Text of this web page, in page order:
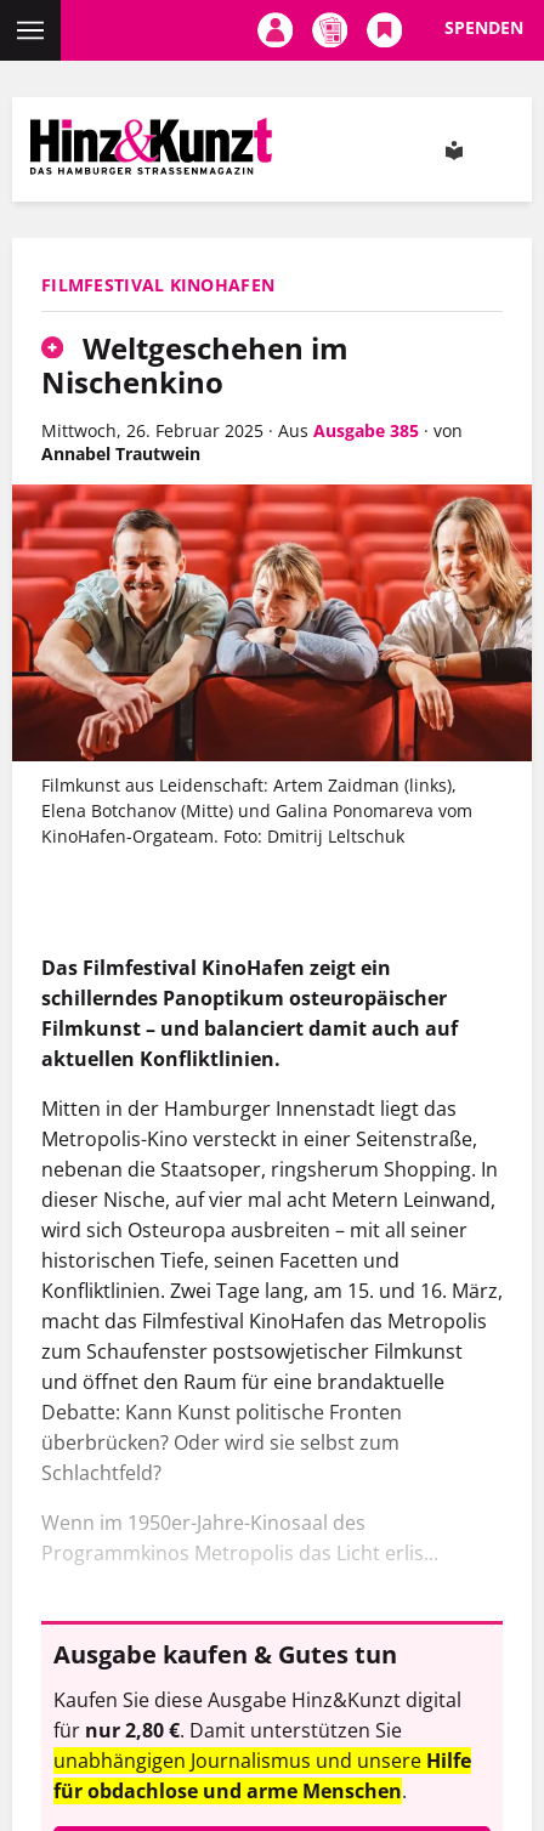
Inhalt
SPENDEN
FILMFESTIVAL KINOHAFEN
Weltgeschehen im
Nischenkino
Mittwoch, 26. Februar 2025 · Aus Ausgabe 385 · von
Annabel Trautwein
Filmkunst aus Leidenschaft: Artem Zaidman (links),
Elena Botchanov (Mitte) und Galina Ponomareva vom
KinoHafen-Orgateam. Foto: Dmitrij Leltschuk
Das Filmfestival KinoHafen zeigt ein
schillerndes Panoptikum osteuropäischer
Filmkunst – und balanciert damit auch auf
aktuellen Konfliktlinien.
Mitten in der Hamburger Innenstadt liegt das
Metropolis-Kino versteckt in einer Seitenstraße,
nebenan die Staatsoper, ringsherum Shopping. In
dieser Nische, auf vier mal acht Metern Leinwand,
wird sich Osteuropa ausbreiten – mit all seiner
historischen Tiefe, seinen Facetten und
Konfliktlinien. Zwei Tage lang, am 15. und 16. März,
macht das Filmfestival KinoHafen das Metropolis
zum Schaufenster postsowjetischer Filmkunst
und öffnet den Raum für eine brandaktuelle
Debatte: Kann Kunst politische Fronten
überbrücken? Oder wird sie selbst zum
Schlachtfeld?
Wenn im 1950er-Jahre-Kinosaal des
Programmkinos Metropolis das Licht erlis...
Ausgabe kaufen & Gutes tun
Kaufen Sie diese Ausgabe Hinz&Kunzt digital
für nur 2,80 €. Damit unterstützen Sie
unabhängigen Journalismus und unsere Hilfe
für obdachlose und arme Menschen.